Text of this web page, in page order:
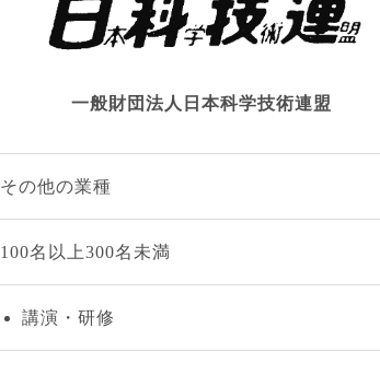
一般財団法人日本科学技術連盟
その他の業種
100名以上300名未満
講演・研修